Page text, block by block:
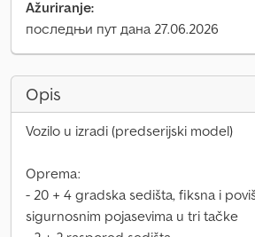
Ažuriranje:
последњи пут дана 27.06.2026
Opis
Vozilo u izradi (predserijski model)
Oprema:
- 20 + 4 gradska sedišta, fiksna i
sigurnosnim pojasevima u tri tačke